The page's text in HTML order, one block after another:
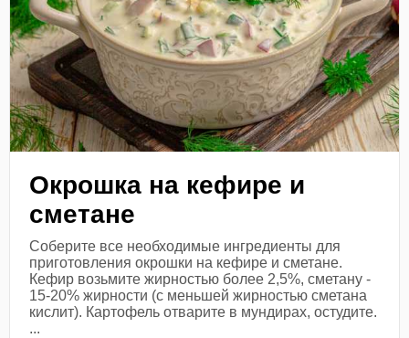
Окрошка на кефире и
сметане
Соберите все необходимые ингредиенты для
приготовления окрошки на кефире и сметане.
Кефир возьмите жирностью более 2,5%, сметану -
15-20% жирности (с меньшей жирностью сметана
кислит). Картофель отварите в мундирах, остудите.
...